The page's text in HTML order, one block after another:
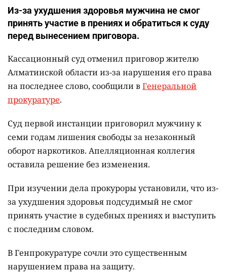
Из-за ухудшения здоровья мужчина не смог
принять участие в прениях и обратиться к суду
перед вынесением приговора.
Кассационный суд отменил приговор жителю
Алматинской области из-за нарушения его права
на последнее слово, сообщили вГенеральной
прокуратуре.
Суд первой инстанции приговорил мужчину к
семи годам лишения свободы за незаконный
оборот наркотиков. Апелляционная коллегия
оставила решение без изменения.
При изучении дела прокуроры установили, что из-
за ухудшения здоровья подсудимый не смог
принять участие в судебных прениях и выступить
с последним словом.
В Генпрокуратуре сочли это существенным
нарушением права на защиту.